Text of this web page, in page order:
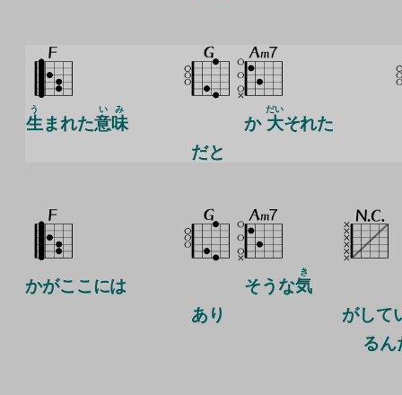
生
う
まれた意
い
味
み
だと
か 大
だい
それた
かがここには
あり
そうな気
き
がして
るん